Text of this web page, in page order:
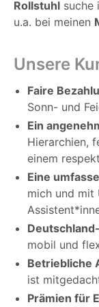
Rollstuhl suche
u.a. bei meinen
Unsere
Faire
Sonn- und
Ein
Hierarchien,
einem
Eine
mich und mit
mobil und
Betriebliche
ist
Prämien für